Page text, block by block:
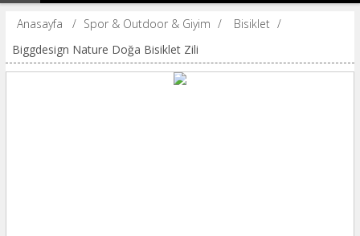
Anasayfa / Spor & Outdoor & Giyim / Bisiklet /
Biggdesign Nature Doğa Bisiklet Zili